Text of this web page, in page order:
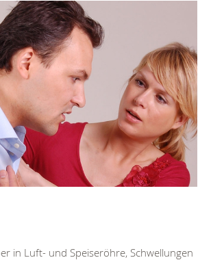
in Luft- und Speiseröhre, Schwellungen